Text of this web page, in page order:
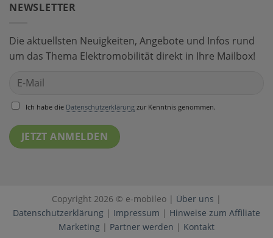
NEWSLETTER
Die aktuellsten Neuigkeiten, Angebote und Infos rund
um das Thema Elektromobilität direkt in Ihre Mailbox!
Ich habe die Datenschutzerklärungzur Kenntnis genommen.
Copyright 2026 © e-mobileo | Über uns |
Datenschutzerklärung | Impressum | Hinweise zum Affiliate
Marketing | Partner werden | Kontakt